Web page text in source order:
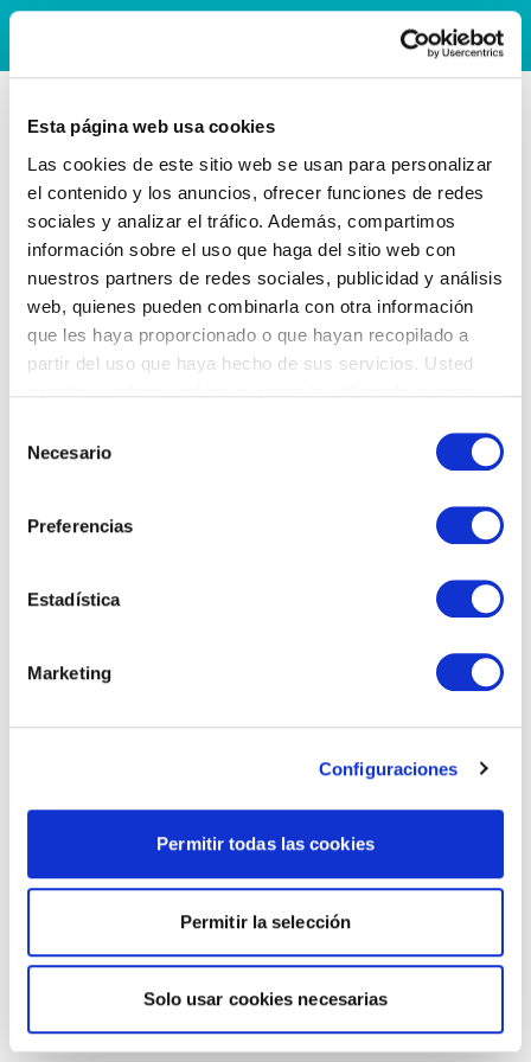
Esta página web usa cookies
Las cookies de este sitio web se usan para personalizar
el contenido y los anuncios, ofrecer funciones de redes
sociales y analizar el tráfico. Además, compartimos
información sobre el uso que haga del sitio web con
nuestros partners de redes sociales, publicidad y análisis
web, quienes pueden combinarla con otra información
que les haya proporcionado o que hayan recopilado a
partir del uso que haya hecho de sus servicios. Usted
Necesario
Preferencias
Estadística
Marketing
Configuraciones
Permitir todas las cookies
Permitir la selección
Solo usar cookies necesarias